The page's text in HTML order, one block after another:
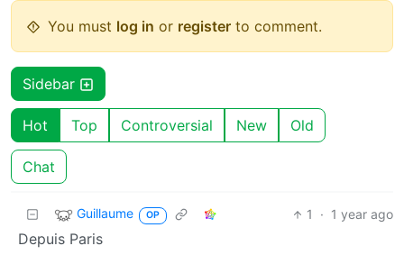
You must log in or register to comment.
Sidebar
Hot Top Controversial New Old
Chat
Guillaume OP 1 · 1 year ago
Depuis Paris